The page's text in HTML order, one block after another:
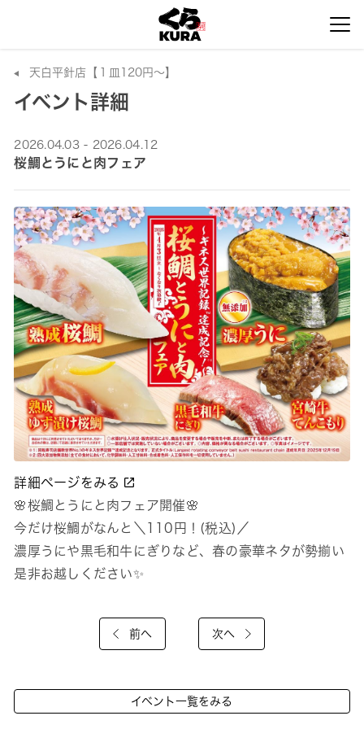
天白平針店【１皿120円～】
イベント詳細
2026.04.03 - 2026.04.12
桜鯛とうにと肉フェア
詳細ページをみる
🌸桜鯛とうにと肉フェア開催🌸
今だけ桜鯛がなんと＼110円！(税込)／
濃厚うにや黒毛和牛にぎりなど、春の豪華ネタが勢揃い
是非お越しください✨
前へ 次へ
イベント一覧をみる